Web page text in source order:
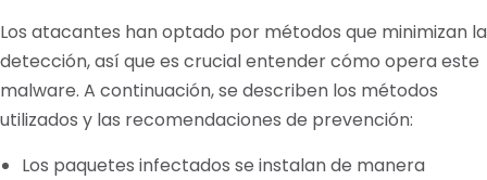
Los atacantes han optado por métodos que minimizan la
detección, así que es crucial entender cómo opera este
malware. A continuación, se describen los métodos
utilizados y las recomendaciones de prevención:
Los paquetes infectados se instalan de manera